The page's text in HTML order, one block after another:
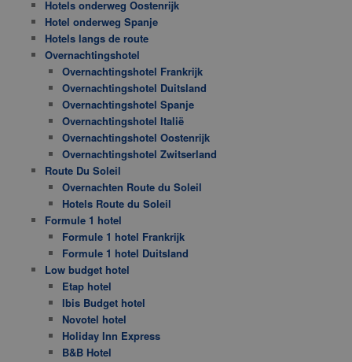
Hotels onderweg Oostenrijk
Hotel onderweg Spanje
Hotels langs de route
Overnachtingshotel
Overnachtingshotel Frankrijk
Overnachtingshotel Duitsland
Overnachtingshotel Spanje
Overnachtingshotel Italië
Overnachtingshotel Oostenrijk
Overnachtingshotel Zwitserland
Route Du Soleil
Overnachten Route du Soleil
Hotels Route du Soleil
Formule 1 hotel
Formule 1 hotel Frankrijk
Formule 1 hotel Duitsland
Low budget hotel
Etap hotel
Ibis Budget hotel
Novotel hotel
Holiday Inn Express
B&B Hotel